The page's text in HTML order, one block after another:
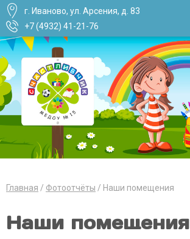
г. Иваново, ул. Арсения, д. 83
+7 (4932) 41-21-76
Главная Фотоотчёты Наши помещения
Наши помещения